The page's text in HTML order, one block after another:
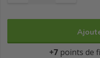
+7 points de